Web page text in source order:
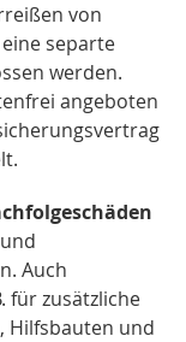
von
separte
werden.
angeboten
Auch
für zusätzliche
Hilfsbauten und